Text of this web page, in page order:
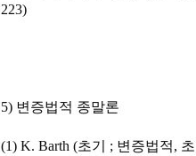
223)
5) 변증법적 종말론
(1) K. Barth (초기 ; 변증법적,